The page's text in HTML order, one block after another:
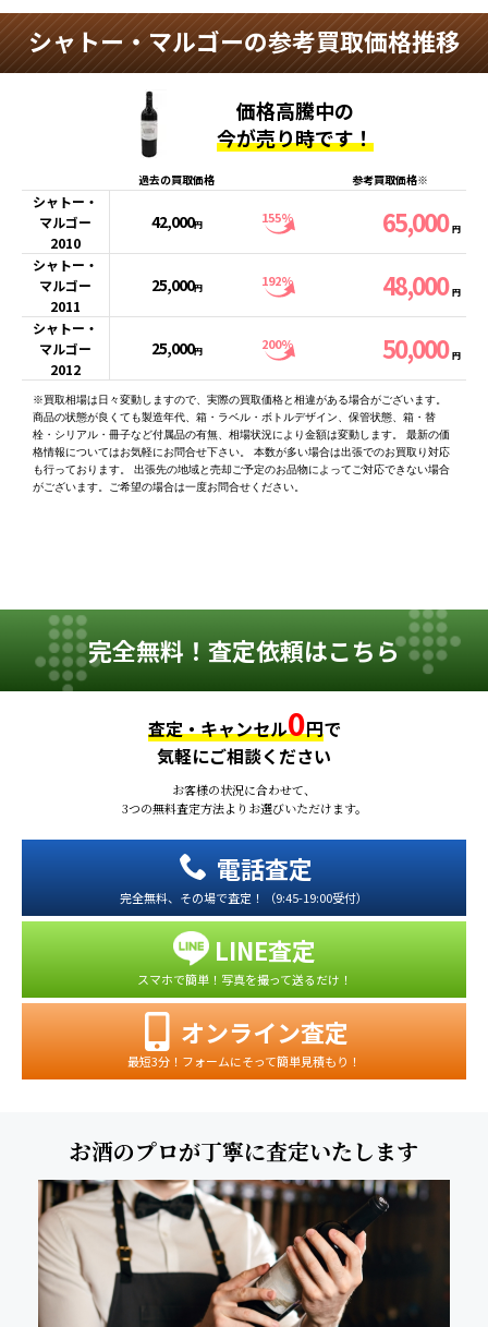
シャトー・マルゴーの参考買取価格推移
価格高騰中の
今が売り時です！
過去の買取価格 参考買取価格※
シャトー・
マルゴー
2010
42,000円 155% 65,000 円
シャトー・
マルゴー
2011
25,000円 192% 48,000 円
シャトー・
マルゴー
2012
25,000円 200% 50,000 円
※買取相場は日々変動しますので、実際の買取価格と相違がある場合がございます。
商品の状態が良くても製造年代、箱・ラベル・ボトルデザイン、保管状態、箱・替
栓・シリアル・冊子など付属品の有無、相場状況により金額は変動します。 最新の価
格情報についてはお気軽にお問合せ下さい。 本数が多い場合は出張でのお買取り対応
も行っております。 出張先の地域と売却ご予定のお品物によってご対応できない場合
がございます。ご希望の場合は一度お問合せください。
完全無料！査定依頼はこちら
査定・キャンセル0円で
気軽にご相談ください
お客様の状況に合わせて、
3つの無料査定方法よりお選びいただけます。
電話査定
完全無料、その場で査定！（9:45-19:00受付）
LINE査定
スマホで簡単！写真を撮って送るだけ！
オンライン査定
最短3分！フォームにそって簡単見積もり！
お酒のプロが丁寧に査定いたします